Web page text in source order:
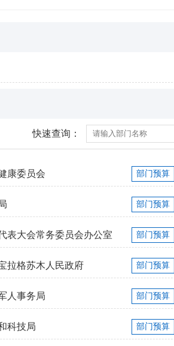
快速查询：
康委员会 部门预算
部门预算
表大会常务委员会办公室 部门预算
拉格苏木人民政府 部门预算
人事务局 部门预算
科技局 部门预算